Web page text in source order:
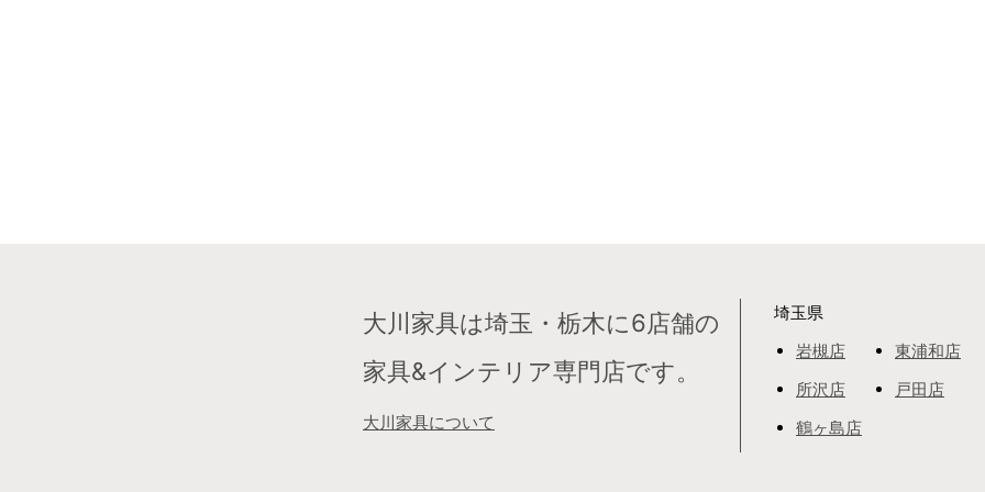
大川家具は埼玉・栃木に6店舗の
家具&インテリア専門店です。
大川家具について
埼玉県
岩槻店
東浦和店
所沢店
戸田店
鶴ヶ島店